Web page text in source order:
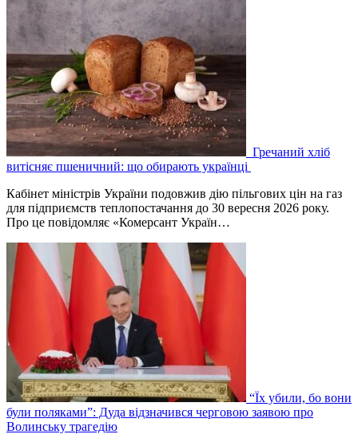
Гречаний хліб
витісняє пшеничний: що обирають українці
Кабінет міністрів України подовжив дію пільгових цін на газ
для підприємств теплопостачання до 30 вересня 2026 року.
Про це повідомляє «Комерсант Україн…
“Їх убили, бо вони
були поляками”: Дуда відзначився черговою заявою про
Волинську трагедію